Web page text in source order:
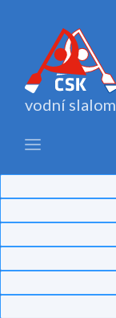
vodní